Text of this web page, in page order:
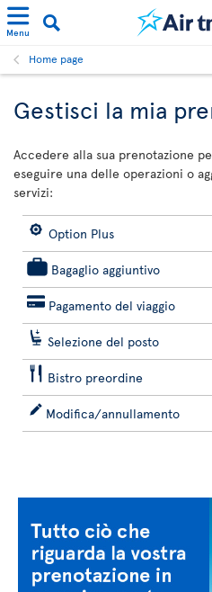
Menu
Home page
Gestisci la mia
Accedere alla sua prenotazione
eseguire una delle operazioni o
servizi:
Option Plus
Bagaglio aggiuntivo
Pagamento del viaggio
Selezione del posto
Bistro preordine
Modifica/annullamento